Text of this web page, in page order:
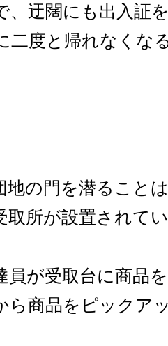
、迂闊にも出入証
二度と帰れなくな
地の門を潜ること
取所が設置されて
員が受取台に商品
ら商品をピックア